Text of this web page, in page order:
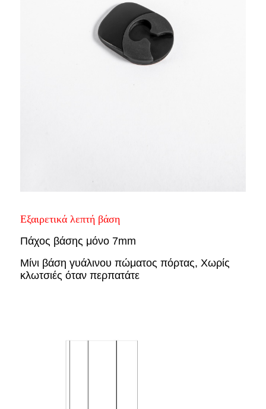
Εξαιρετικά λεπτή βάση
Πάχος βάσης μόνο 7mm
Μίνι βάση γυάλινου πώματος πόρτας, Χωρίς
κλωτσιές όταν περπατάτε